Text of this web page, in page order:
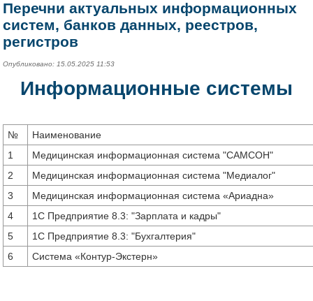
Перечни актуальных информационных
систем, банков данных, реестров,
регистров
Опубликовано: 15.05.2025 11:53
Информационные системы
№
Наименование
1
Медицинская информационная система "САМСОН"
2
Медицинская информационная система "Медиалог"
3
Медицинская информационная система «Ариадна»
4
1С Предприятие 8.3: "Зарплата и кадры"
5
1С Предприятие 8.3: "Бухгалтерия"
6
Система «Контур-Экстерн»